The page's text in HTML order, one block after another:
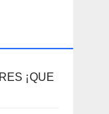
¡QUE